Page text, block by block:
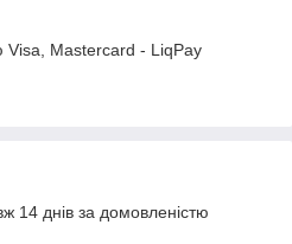
Visa, Mastercard - LiqPay
14 днів за домовленістю